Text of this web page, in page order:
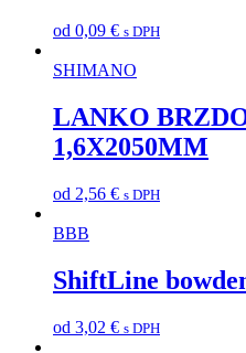
od 0,09 € s DPH
SHIMANO
LANKO
1,6X2050MM
od 2,56 € s DPH
BBB
ShiftLine
od 3,02 € s DPH